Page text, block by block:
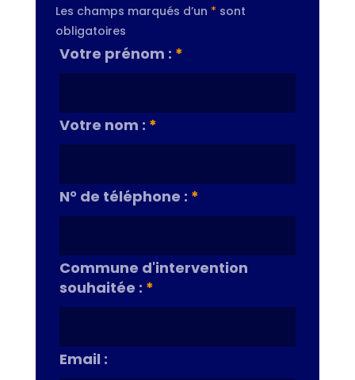
Les champs marqués d’un * sont
obligatoires
Votre prénom : *
Votre nom : *
N° de téléphone : *
Commune d'intervention
souhaitée : *
Email :